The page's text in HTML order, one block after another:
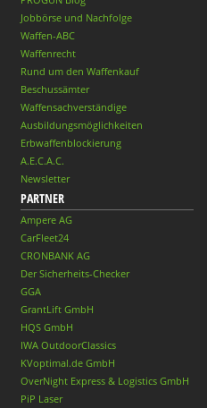
Jobbörse und Nachfolge
Waffen-ABC
Waffenrecht
Rund um den Waffenkauf
Beschussämter
Waffensachverständige
Ausbildungsmöglichkeiten
Erbwaffenblockierung
A.E.C.A.C.
Newsletter
PARTNER
Ampere AG
CarFleet24
CRONBANK AG
Der Sicherheits-Checker
GGA
GrantLift GmbH
HQS GmbH
IWA OutdoorClassics
KVoptimal.de GmbH
OverNight Express & Logistics GmbH
PiP Laser